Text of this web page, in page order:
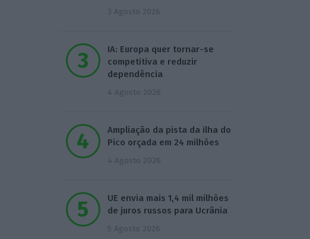
3 Agosto 2026
IA: Europa quer tornar-se
competitiva e reduzir
dependência
4 Agosto 2026
Ampliação da pista da ilha do
Pico orçada em 24 milhões
4 Agosto 2026
UE envia mais 1,4 mil milhões
de juros russos para Ucrânia
5 Agosto 2026